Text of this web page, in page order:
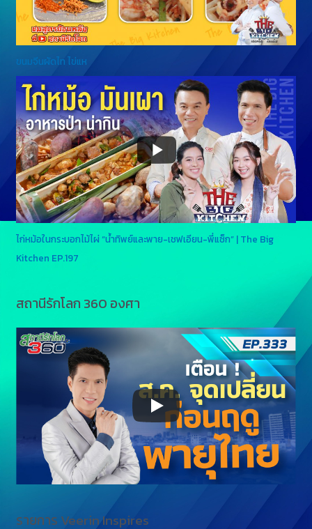
ขนมจีนผัดไท ไข่แห
ไก่หม้อในกระบอกไม้ไผ่ “น้ำทิพย์และพาย-เชฟเอียน-พี่แซ็ก” | The Big
Kitchen EP.197
สถานีรักโลก 360 องศา
รายการ Veerin Inspires